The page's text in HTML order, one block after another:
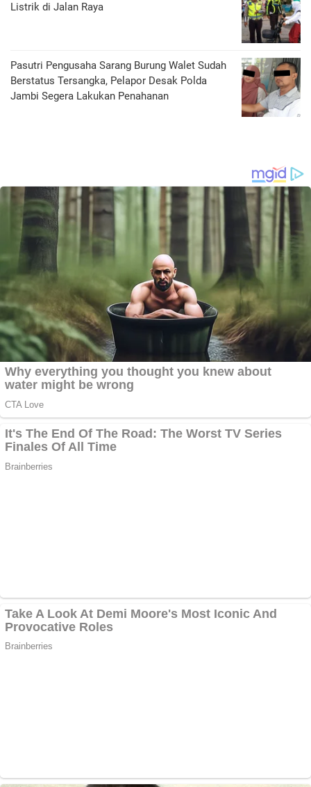
Listrik di Jalan Raya
Pasutri Pengusaha Sarang Burung Walet Sudah
Berstatus Tersangka, Pelapor Desak Polda
Jambi Segera Lakukan Penahanan